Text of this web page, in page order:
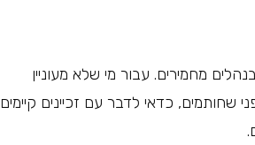
מחמירים. עבור מי שלא מעוניין
שחותמים, כדאי לדבר עם זכיינים קיימים